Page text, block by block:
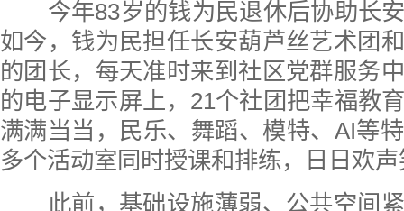
今年83岁的钱为民退休后协助长安
如今，钱为民担任长安葫芦丝艺术团
的团长，每天准时来到社区党群服务
的电子显示屏上，21个社团把幸福教
满满当当，民乐、舞蹈、模特、AI等
多个活动室同时授课和排练，日日欢
此前，基础设施薄弱、公共空间紧